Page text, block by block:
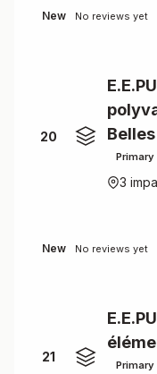
New No reviews yet
20
Primary
3
New No reviews yet
21
Primary